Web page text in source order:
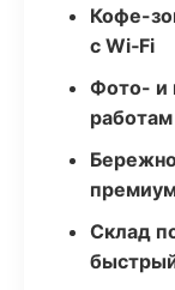
Кофе-
с Wi‑Fi
Фото- и
работам
Склад